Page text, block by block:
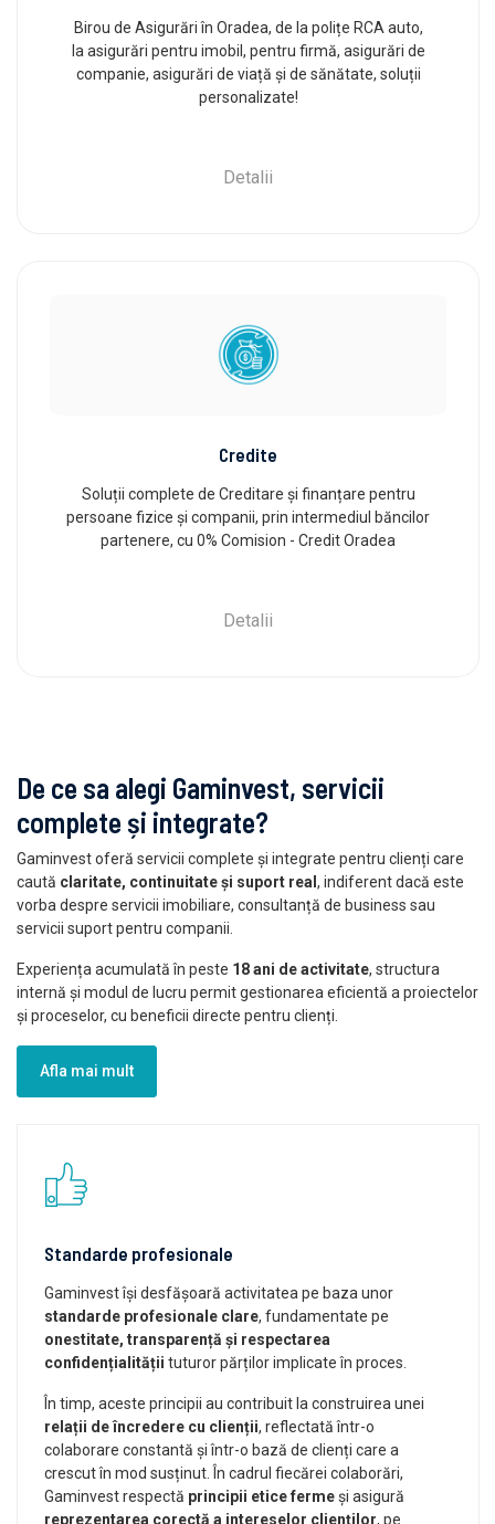
Birou de Asigurări în Oradea, de la polițe RCA auto,
la asigurări pentru imobil, pentru firmă, asigurări de
companie, asigurări de viață și de sănătate, soluții
personalizate!
Detalii
Credite
Soluții complete de Creditare și finanțare pentru
persoane fizice și companii, prin intermediul băncilor
partenere, cu 0% Comision - Credit Oradea
Detalii
De ce sa alegi Gaminvest, servicii
complete și integrate?
Gaminvest oferă servicii complete și integrate pentru clienți care
caută claritate, continuitate și suport real , indiferent dacă este
vorba despre servicii imobiliare, consultanță de business sau
servicii suport pentru companii.
Experiența acumulată în peste 18 ani de activitate, structura
internă și modul de lucru permit gestionarea eficientă a proiectelor
și proceselor, cu beneficii directe pentru clienți.
Afla mai mult
Standarde profesionale
Gaminvest își desfășoară activitatea pe baza unor
standarde profesionale clare, fundamentate pe
onestitate, transparență și respectarea
confidențialității tuturor părților implicate în proces.
În timp, aceste principii au contribuit la construirea unei
relații de încredere cu clienții, reflectată într-o
colaborare constantă și într-o bază de clienți care a
crescut în mod susținut. În cadrul fiecărei colaborări,
Gaminvest respectă principii etice fermeși asigură
reprezentarea corectă a intereselor clienților, pe